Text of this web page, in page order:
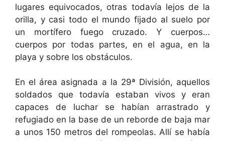
lugares equivocados, otras todavía lejos de la
orilla, y casi todo el mundo fijado al suelo por
un mortífero fuego cruzado. Y cuerpos…
cuerpos por todas partes, en el agua, en la
playa y sobre los obstáculos.
En el área asignada a la 29ª División, aquellos
soldados que todavía estaban vivos y eran
capaces de luchar se habían arrastrado y
refugiado en la base de un reborde de baja mar
a unos 150 metros del rompeolas. Allí se había